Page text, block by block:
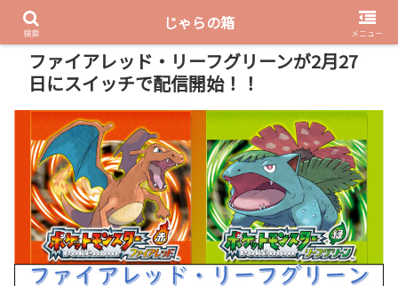
PR
ファイアレッド・リーフグリーンが2月27
日にスイッチで配信開始！！
検索
じゃらの箱
メニュー